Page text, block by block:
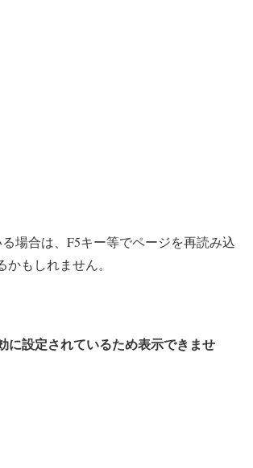
場合は、F5キー等でページを再読み込
もしれません。
に設定されているため表示できませ